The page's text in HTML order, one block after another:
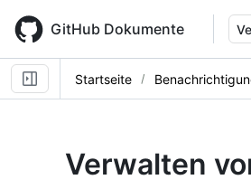
main
content
GitHub Dokumente
Startseite
Verwalten